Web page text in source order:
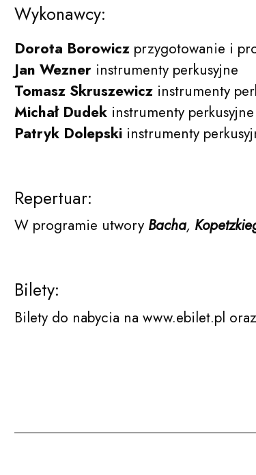
Wykonawcy:
Dorota Borowicz przygotowanie i
Jan Wezner instrumenty perkusyjne
Tomasz Skruszewicz instrumenty
Michał Dudek instrumenty perkusyjne
Patryk Dolepski instrumenty
Repertuar:
W programie utwory Bacha,
Bilety:
Bilety do nabycia na www.ebilet.pl